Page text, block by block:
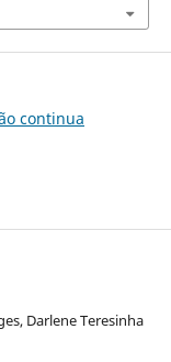
continua
Darlene Teresinha